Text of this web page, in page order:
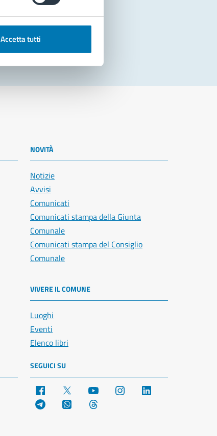
Accetta tutti
NOVITÀ
Notizie
Avvisi
Comunicati
Comunicati stampa della Giunta
Comunale
Comunicati stampa del Consiglio
Comunale
VIVERE IL COMUNE
Luoghi
Eventi
Elenco libri
SEGUICI SU
Facebook YouTube Instagram
Telegram WhatsApp